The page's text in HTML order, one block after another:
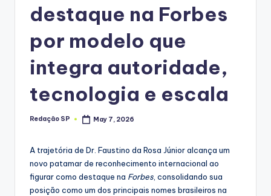
destaque na Forbes
por modelo que
integra autoridade,
tecnologia e escala
Posted
Redação SP May 7, 2026
A trajetória de Dr. Faustino da Rosa Júnior alcança um
novo patamar de reconhecimento internacional ao
figurar como destaque na Forbes , consolidando sua
posição como um dos principais nomes brasileiros na